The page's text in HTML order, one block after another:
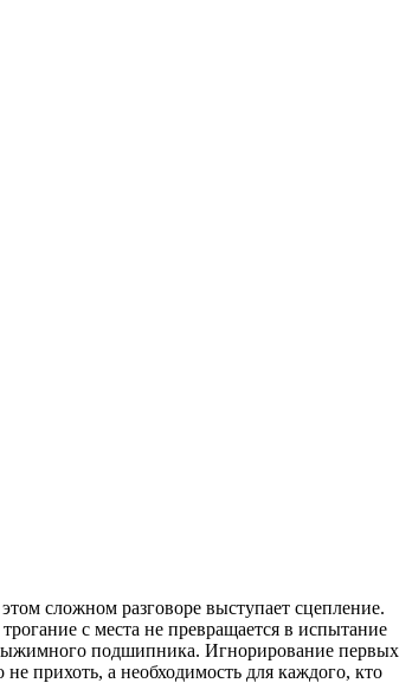
сложном разговоре выступает сцепление.
с места не превращается в испытание
подшипника. Игнорирование первых
прихоть, а необходимость для каждого, кто